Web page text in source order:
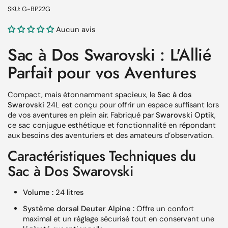
SKU: G-BP22G
Aucun avis
Sac à Dos Swarovski : L'Allié
Parfait pour vos Aventures
Compact, mais étonnamment spacieux, le Sac à dos
Swarovski 24L est conçu pour offrir un espace suffisant lors
de vos aventures en plein air. Fabriqué par Swarovski Optik,
ce sac conjugue esthétique et fonctionnalité en répondant
aux besoins des aventuriers et des amateurs d’observation.
Caractéristiques Techniques du
Sac à Dos Swarovski
Volume :24 litres
Système dorsal Deuter Alpine :Offre un confort
maximal et un réglage sécurisé tout en conservant une